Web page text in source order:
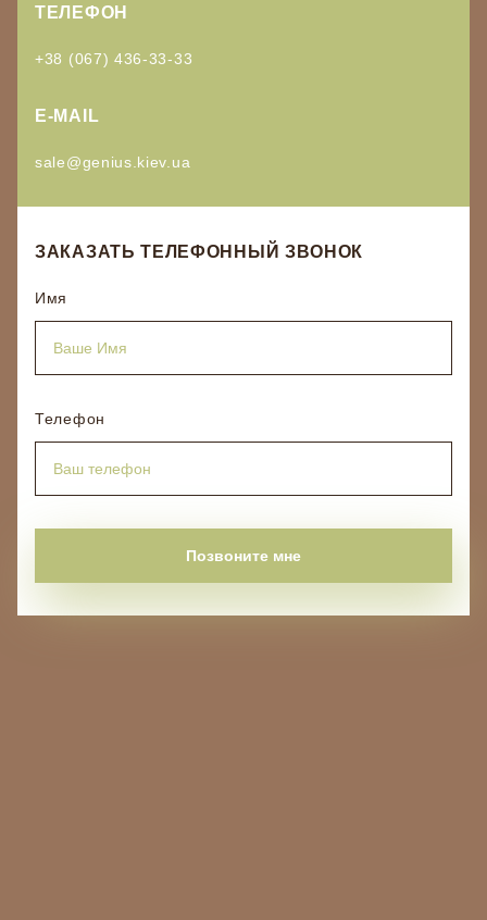
ТЕЛЕФОН
+38 (067) 436-33-33
E-MAIL
sale@genius.kiev.ua
ЗАКАЗАТЬ ТЕЛЕФОННЫЙ ЗВОНОК
Имя
Телефон
Позвоните мне